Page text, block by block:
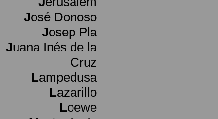
José Donoso
Josep Pla
Juana Inés de la
Cruz
Lampedusa
Lazarillo
Loewe